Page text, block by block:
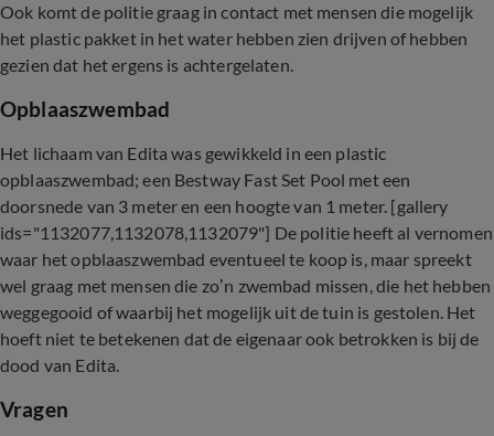
Ook komt de politie graag in contact met mensen die mogelijk
het plastic pakket in het water hebben zien drijven of hebben
gezien dat het ergens is achtergelaten.
Opblaaszwembad
Het lichaam van Edita was gewikkeld in een plastic
opblaaszwembad; een Bestway Fast Set Pool met een
doorsnede van 3 meter en een hoogte van 1 meter. [gallery
ids="1132077,1132078,1132079"] De politie heeft al vernomen
waar het opblaaszwembad eventueel te koop is, maar spreekt
wel graag met mensen die zo’n zwembad missen, die het hebben
weggegooid of waarbij het mogelijk uit de tuin is gestolen. Het
hoeft niet te betekenen dat de eigenaar ook betrokken is bij de
dood van Edita.
Vragen